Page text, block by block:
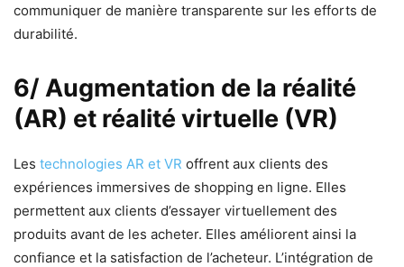
communiquer de manière transparente sur les efforts de
durabilité.
6/ Augmentation de la réalité
(AR) et réalité virtuelle (VR)
Les technologies AR et VR offrent aux clients des
expériences immersives de shopping en ligne. Elles
permettent aux clients d’essayer virtuellement des
produits avant de les acheter. Elles améliorent ainsi la
confiance et la satisfaction de l’acheteur. L’intégration de